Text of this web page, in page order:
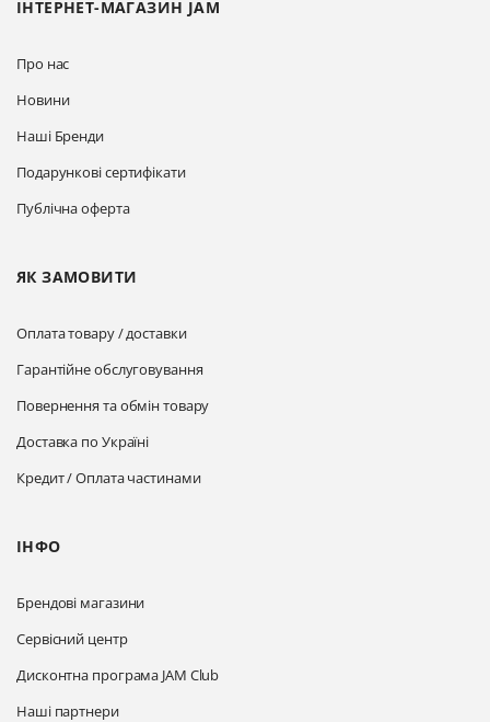
ІНТЕРНЕТ-МАГАЗИН JAM
Про нас
Новини
Наші Бренди
Подарункові сертифікати
Публічна оферта
ЯК ЗАМОВИТИ
Оплата товару / доставки
Гарантійне обслуговування
Повернення та обмін товару
Доставка по Україні
Кредит / Оплата частинами
ІНФО
Брендові магазини
Сервісний центр
Дисконтна програма JAM Club
Наші партнери